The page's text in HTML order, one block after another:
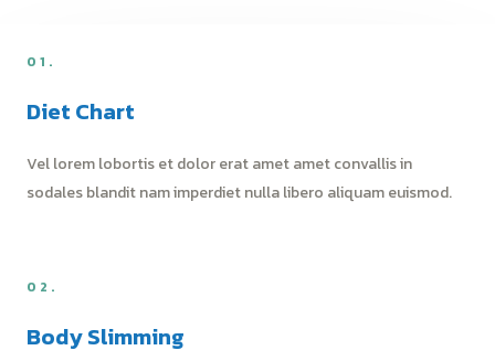
01.
Diet Chart
Vel lorem lobortis et dolor erat amet amet convallis in
sodales blandit nam imperdiet nulla libero aliquam euismod.
02.
Body Slimming